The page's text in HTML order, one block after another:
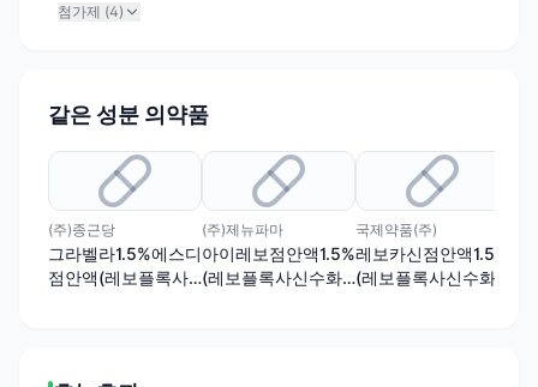
첨가제 (4)
같은 성분 의약품
(주)종근당
그라벨라1.5%에스디
점안액(레보플록사
(주)제뉴파마
아이레보점안액1.5%
(레보플록사신수화
국제약품(주)
레보카신점안액1.5%
(레보플록사신수화